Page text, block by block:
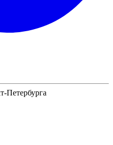
Петербурга